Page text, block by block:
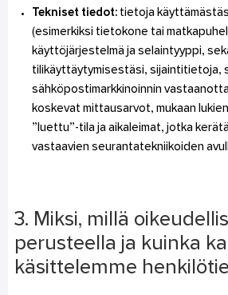
Tekniset tiedot: tietoja
(esimerkiksi tietokone tai
käyttöjärjestelmä ja selaintyyppi,
tilikäyttäytymisestäsi, sijaintitietoja,
sähköpostimarkkinoinnin
koskevat mittausarvot, mukaan
”luettu”-tila ja aikaleimat, jotka
vastaavien seurantatekniikoiden
3. Miksi, millä
perusteella ja kuinka
käsittelemme